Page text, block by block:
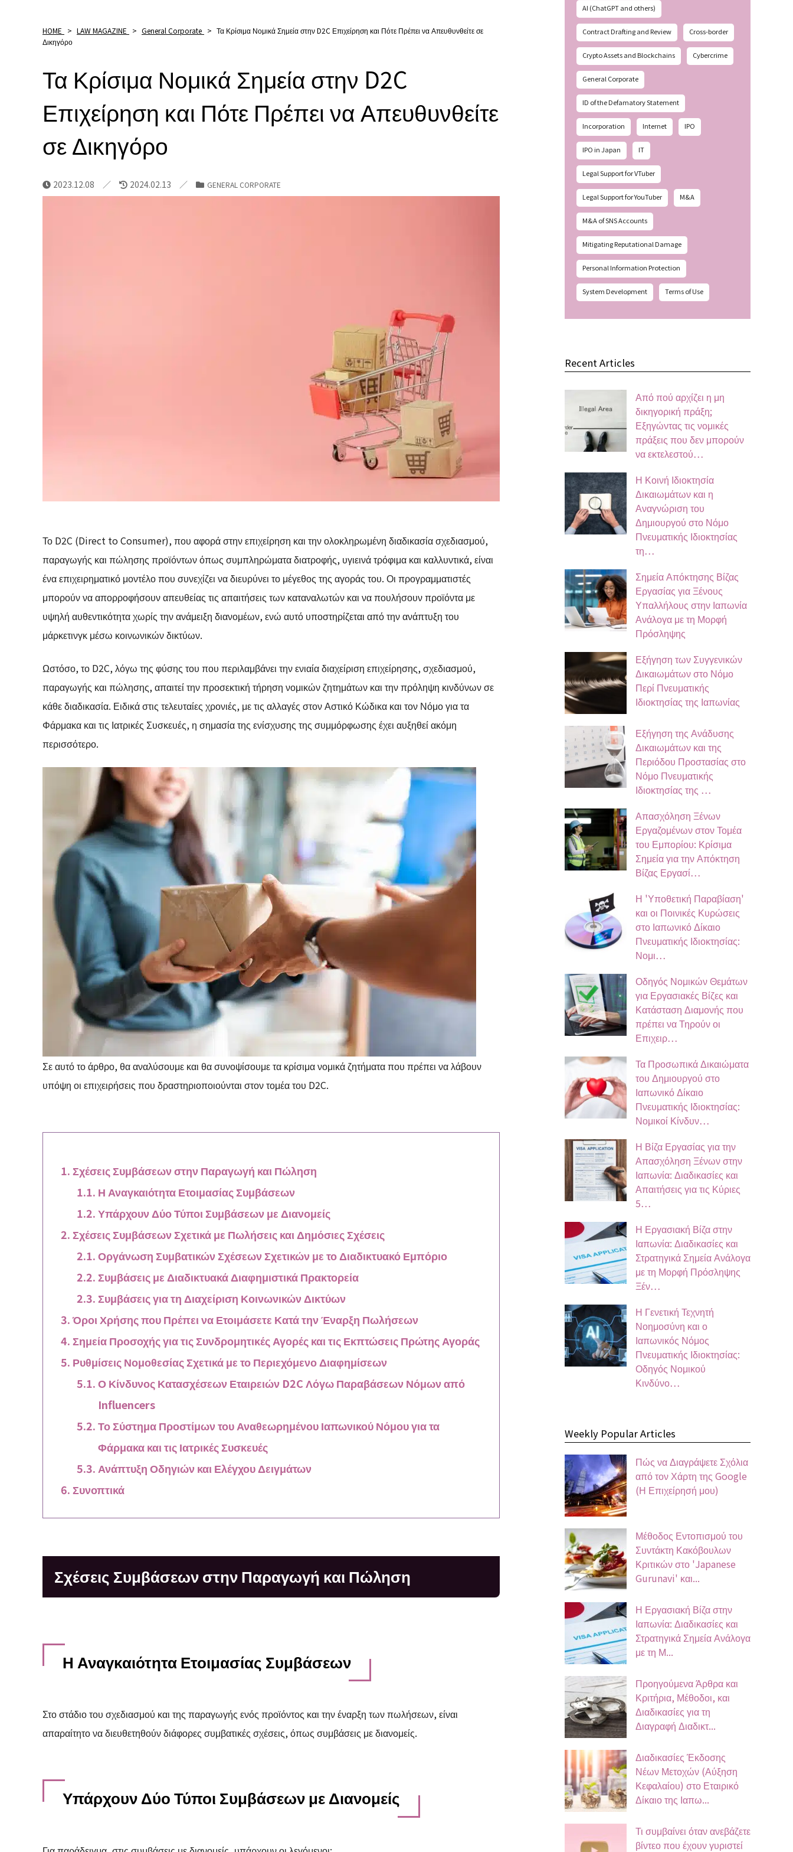
HOME > LAW MAGAZINE > General Corporate > Τα Κρίσιμα Νομικά Σημεία στην D2C Επιχείρηση και Πότε Πρέπει να Απευθυνθείτε σε
Δικηγόρο
Τα Κρίσιμα Νομικά Σημεία στην D2C
Επιχείρηση και Πότε Πρέπει να Απευθυνθείτε
σε Δικηγόρο
2023.12.08 2024.02.13 GENERAL CORPORATE
Το D2C (Direct to Consumer), που αφορά στην επιχείρηση και την ολοκληρωμένη διαδικασία σχεδιασμού,
παραγωγής και πώλησης προϊόντων όπως συμπληρώματα διατροφής, υγιεινά τρόφιμα και καλλυντικά, είναι
ένα επιχειρηματικό μοντέλο που συνεχίζει να διευρύνει το μέγεθος της αγοράς του. Οι προγραμματιστές
μπορούν να απορροφήσουν απευθείας τις απαιτήσεις των καταναλωτών και να πουλήσουν προϊόντα με
υψηλή αυθεντικότητα χωρίς την ανάμειξη διανομέων, ενώ αυτό υποστηρίζεται από την ανάπτυξη του
μάρκετινγκ μέσω κοινωνικών δικτύων.
Ωστόσο, το D2C, λόγω της φύσης του που περιλαμβάνει την ενιαία διαχείριση επιχείρησης, σχεδιασμού,
παραγωγής και πώλησης, απαιτεί την προσεκτική τήρηση νομικών ζητημάτων και την πρόληψη κινδύνων σε
κάθε διαδικασία. Ειδικά στις τελευταίες χρονιές, με τις αλλαγές στον Αστικό Κώδικα και τον Νόμο για τα
Φάρμακα και τις Ιατρικές Συσκευές, η σημασία της ενίσχυσης της συμμόρφωσης έχει αυξηθεί ακόμη
περισσότερο.
Σε αυτό το άρθρο, θα αναλύσουμε και θα συνοψίσουμε τα κρίσιμα νομικά ζητήματα που πρέπει να λάβουν
υπόψη οι επιχειρήσεις που δραστηριοποιούνται στον τομέα του D2C.
Σχέσεις Συμβάσεων στην Παραγωγή και Πώληση
Η Αναγκαιότητα Ετοιμασίας Συμβάσεων
Υπάρχουν Δύο Τύποι Συμβάσεων με Διανομείς
Σχέσεις Συμβάσεων Σχετικά με Πωλήσεις και Δημόσιες Σχέσεις
Οργάνωση Συμβατικών Σχέσεων Σχετικών με το Διαδικτυακό Εμπόριο
Συμβάσεις με Διαδικτυακά Διαφημιστικά Πρακτορεία
Συμβάσεις για τη Διαχείριση Κοινωνικών Δικτύων
Όροι Χρήσης που Πρέπει να Ετοιμάσετε Κατά την Έναρξη Πωλήσεων
Σημεία Προσοχής για τις Συνδρομητικές Αγορές και τις Εκπτώσεις Πρώτης Αγοράς
Ρυθμίσεις Νομοθεσίας Σχετικά με το Περιεχόμενο Διαφημίσεων
Ο Κίνδυνος Κατασχέσεων Εταιρειών D2C Λόγω Παραβάσεων Νόμων από
Influencers
Το Σύστημα Προστίμων του Αναθεωρημένου Ιαπωνικού Νόμου για τα
Φάρμακα και τις Ιατρικές Συσκευές
Ανάπτυξη Οδηγιών και Ελέγχου Δειγμάτων
Συνοπτικά
Σχέσεις Συμβάσεων στην Παραγωγή και Πώληση
Η Αναγκαιότητα Ετοιμασίας Συμβάσεων
Στο στάδιο του σχεδιασμού και της παραγωγής ενός προϊόντος και την έναρξη των πωλήσεων, είναι
απαραίτητο να διευθετηθούν διάφορες συμβατικές σχέσεις, όπως συμβάσεις με διανομείς.
Υπάρχουν Δύο Τύποι Συμβάσεων με Διανομείς
AI (ChatGPT and others)
Contract Drafting and Review Cross-border
Crypto Assets and Blockchains Cybercrime
General Corporate
ID of the Defamatory Statement
Incorporation Internet IPO
IPO in Japan IT
Legal Support for VTuber
Legal Support for YouTuber M&A
M&A of SNS Accounts
Mitigating Reputational Damage
Personal Information Protection
System Development Terms of Use
Recent Articles
Από πού αρχίζει η μη
δικηγορική πράξη;
Εξηγώντας τις νομικές
πράξεις που δεν μπορούν
να εκτελεστού…
Η Κοινή Ιδιοκτησία
Δικαιωμάτων και η
Αναγνώριση του
Δημιουργού στο Νόμο
Πνευματικής Ιδιοκτησίας
τη…
Σημεία Απόκτησης Βίζας
Εργασίας για Ξένους
Υπαλλήλους στην Ιαπωνία
Ανάλογα με τη Μορφή
Πρόσληψης
Εξήγηση των Συγγενικών
Δικαιωμάτων στο Νόμο
Περί Πνευματικής
Ιδιοκτησίας της Ιαπωνίας
Εξήγηση της Ανάδυσης
Δικαιωμάτων και της
Περιόδου Προστασίας στο
Νόμο Πνευματικής
Ιδιοκτησίας της …
Απασχόληση Ξένων
Εργαζομένων στον Τομέα
του Εμπορίου: Κρίσιμα
Σημεία για την Απόκτηση
Βίζας Εργασί…
Η 'Υποθετική Παραβίαση'
και οι Ποινικές Κυρώσεις
στο Ιαπωνικό Δίκαιο
Πνευματικής Ιδιοκτησίας:
Νομι…
Οδηγός Νομικών Θεμάτων
για Εργασιακές Βίζες και
Κατάσταση Διαμονής που
πρέπει να Τηρούν οι
Επιχειρ…
Τα Προσωπικά Δικαιώματα
του Δημιουργού στο
Ιαπωνικό Δίκαιο
Πνευματικής Ιδιοκτησίας:
Νομικοί Κίνδυν…
Η Βίζα Εργασίας για την
Απασχόληση Ξένων στην
Ιαπωνία: Διαδικασίες και
Απαιτήσεις για τις Κύριες
5…
Η Εργασιακή Βίζα στην
Ιαπωνία: Διαδικασίες και
Στρατηγικά Σημεία Ανάλογα
με τη Μορφή Πρόσληψης
Ξέν…
Η Γενετική Τεχνητή
Νοημοσύνη και ο
Ιαπωνικός Νόμος
Πνευματικής Ιδιοκτησίας:
Οδηγός Νομικού
Κινδύνο…
Weekly Popular Articles
Πώς να Διαγράψετε Σχόλια
από τον Χάρτη της Google
(Η Επιχείρησή μου)
Μέθοδος Εντοπισμού του
Συντάκτη Κακόβουλων
Κριτικών στο 'Japanese
Gurunavi' και...
Η Εργασιακή Βίζα στην
Ιαπωνία: Διαδικασίες και
Στρατηγικά Σημεία Ανάλογα
με τη Μ...
Προηγούμενα Άρθρα και
Κριτήρια, Μέθοδοι, και
Διαδικασίες για τη
Διαγραφή Διαδικτ...
Διαδικασίες Έκδοσης
Νέων Μετοχών (Αύξηση
Κεφαλαίου) στο Εταιρικό
Δίκαιο της Ιαπω...
Τι συμβαίνει όταν ανεβάζετε
βίντεο που έχουν γυριστεί